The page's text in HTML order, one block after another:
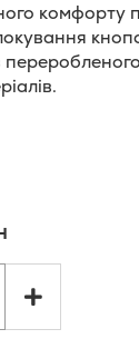
комфорту